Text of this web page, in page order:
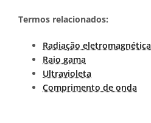
Termos relacionados:
Radiação eletromagnética
Raio gama
Ultravioleta
Comprimento de onda